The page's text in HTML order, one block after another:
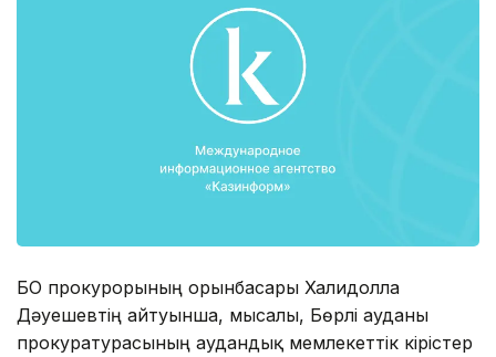
БҚО прокурорының орынбасары Халидолла
Дәуешевтің айтуынша, мысалы, Бөрлі ауданы
прокуратурасының аудандық мемлекеттік кірістер